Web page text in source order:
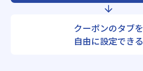
クーポンのタブを
自由に設定できる